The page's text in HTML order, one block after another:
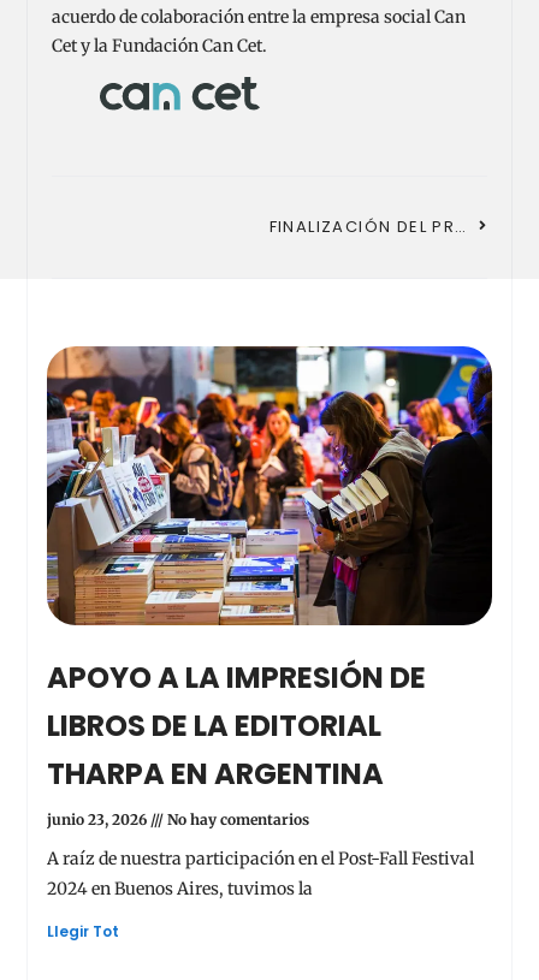
acuerdo de colaboración entre la empresa social Can
Cet y la Fundación Can Cet.
FINALIZACIÓN DEL PROYECTO DE COMUNICACIÓN DE LA ASOCIACIÓN CATALANA PARA EL FOMENTO DE LA ECONOMÍA DEL BIEN COMÚN.
APOYO A LA IMPRESIÓN DE
LIBROS DE LA EDITORIAL
THARPA EN ARGENTINA
junio 23, 2026 No hay comentarios
A raíz de nuestra participación en el Post-Fall Festival
2024 en Buenos Aires, tuvimos la
Llegir Tot